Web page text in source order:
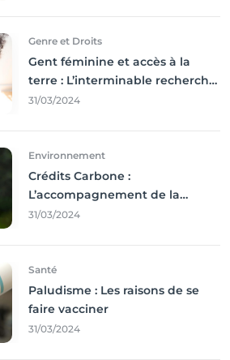
Genre et Droits
Gent féminine et accès à la
terre : L’interminable recherche
des droits
31/03/2024
Environnement
Crédits Carbone :
L’accompagnement de la
Francophonie
31/03/2024
Santé
Paludisme : Les raisons de se
faire vacciner
31/03/2024